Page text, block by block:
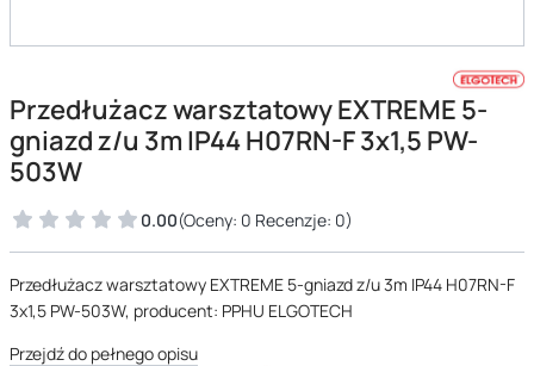
Przedłużacz warsztatowy EXTREME 5-
gniazd z/u 3m IP44 H07RN-F 3x1,5 PW-
503W
0.00(Oceny: 0 Recenzje: 0)
Przedłużacz warsztatowy EXTREME 5-gniazd z/u 3m IP44 H07RN-F
3x1,5 PW-503W, producent: PPHU ELGOTECH
Przejdź do pełnego opisu